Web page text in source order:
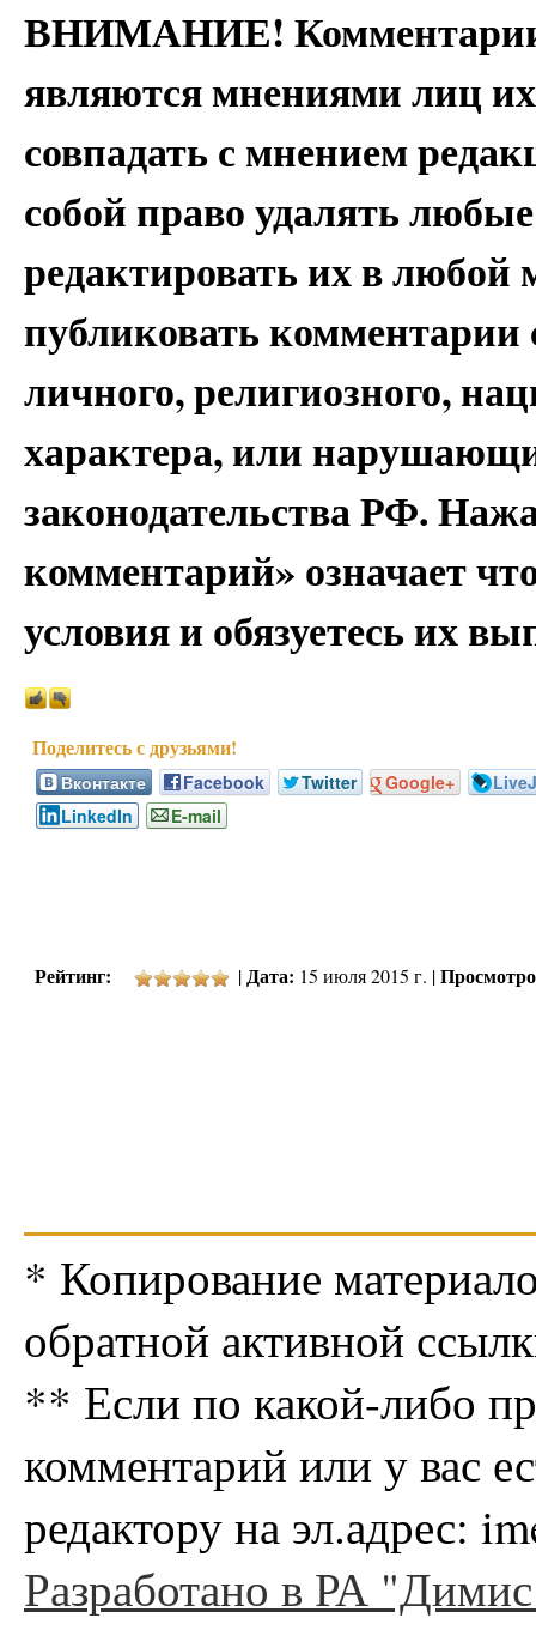
ВНИМАНИЕ! Комментарии
являются мнениями лиц
совпадать с мнением
собой право удалять
редактировать их в
публиковать
личного, религиозного,
характера, или
законодательства РФ.
комментарий» означает
условия и обязуетесь их
Вконтакте Facebook Twitter Google+
LinkedIn
E-mail
Рейтинг: | Дата: 15 июля 2015 г. |
* Копирование
обратной активной
** Если по какой-либо
комментарий или у вас
редактору на эл.адрес:
Разработано в РА